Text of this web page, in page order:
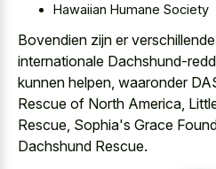
Hawaiian Humane Society
Bovendien zijn er
internationale Dachshund-
kunnen helpen, waaronder
Rescue of North America,
Rescue, Sophia's Grace
Dachshund Rescue.